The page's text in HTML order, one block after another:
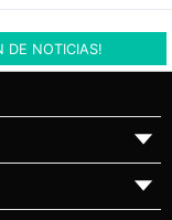
DE NOTICIAS!
▼
▼